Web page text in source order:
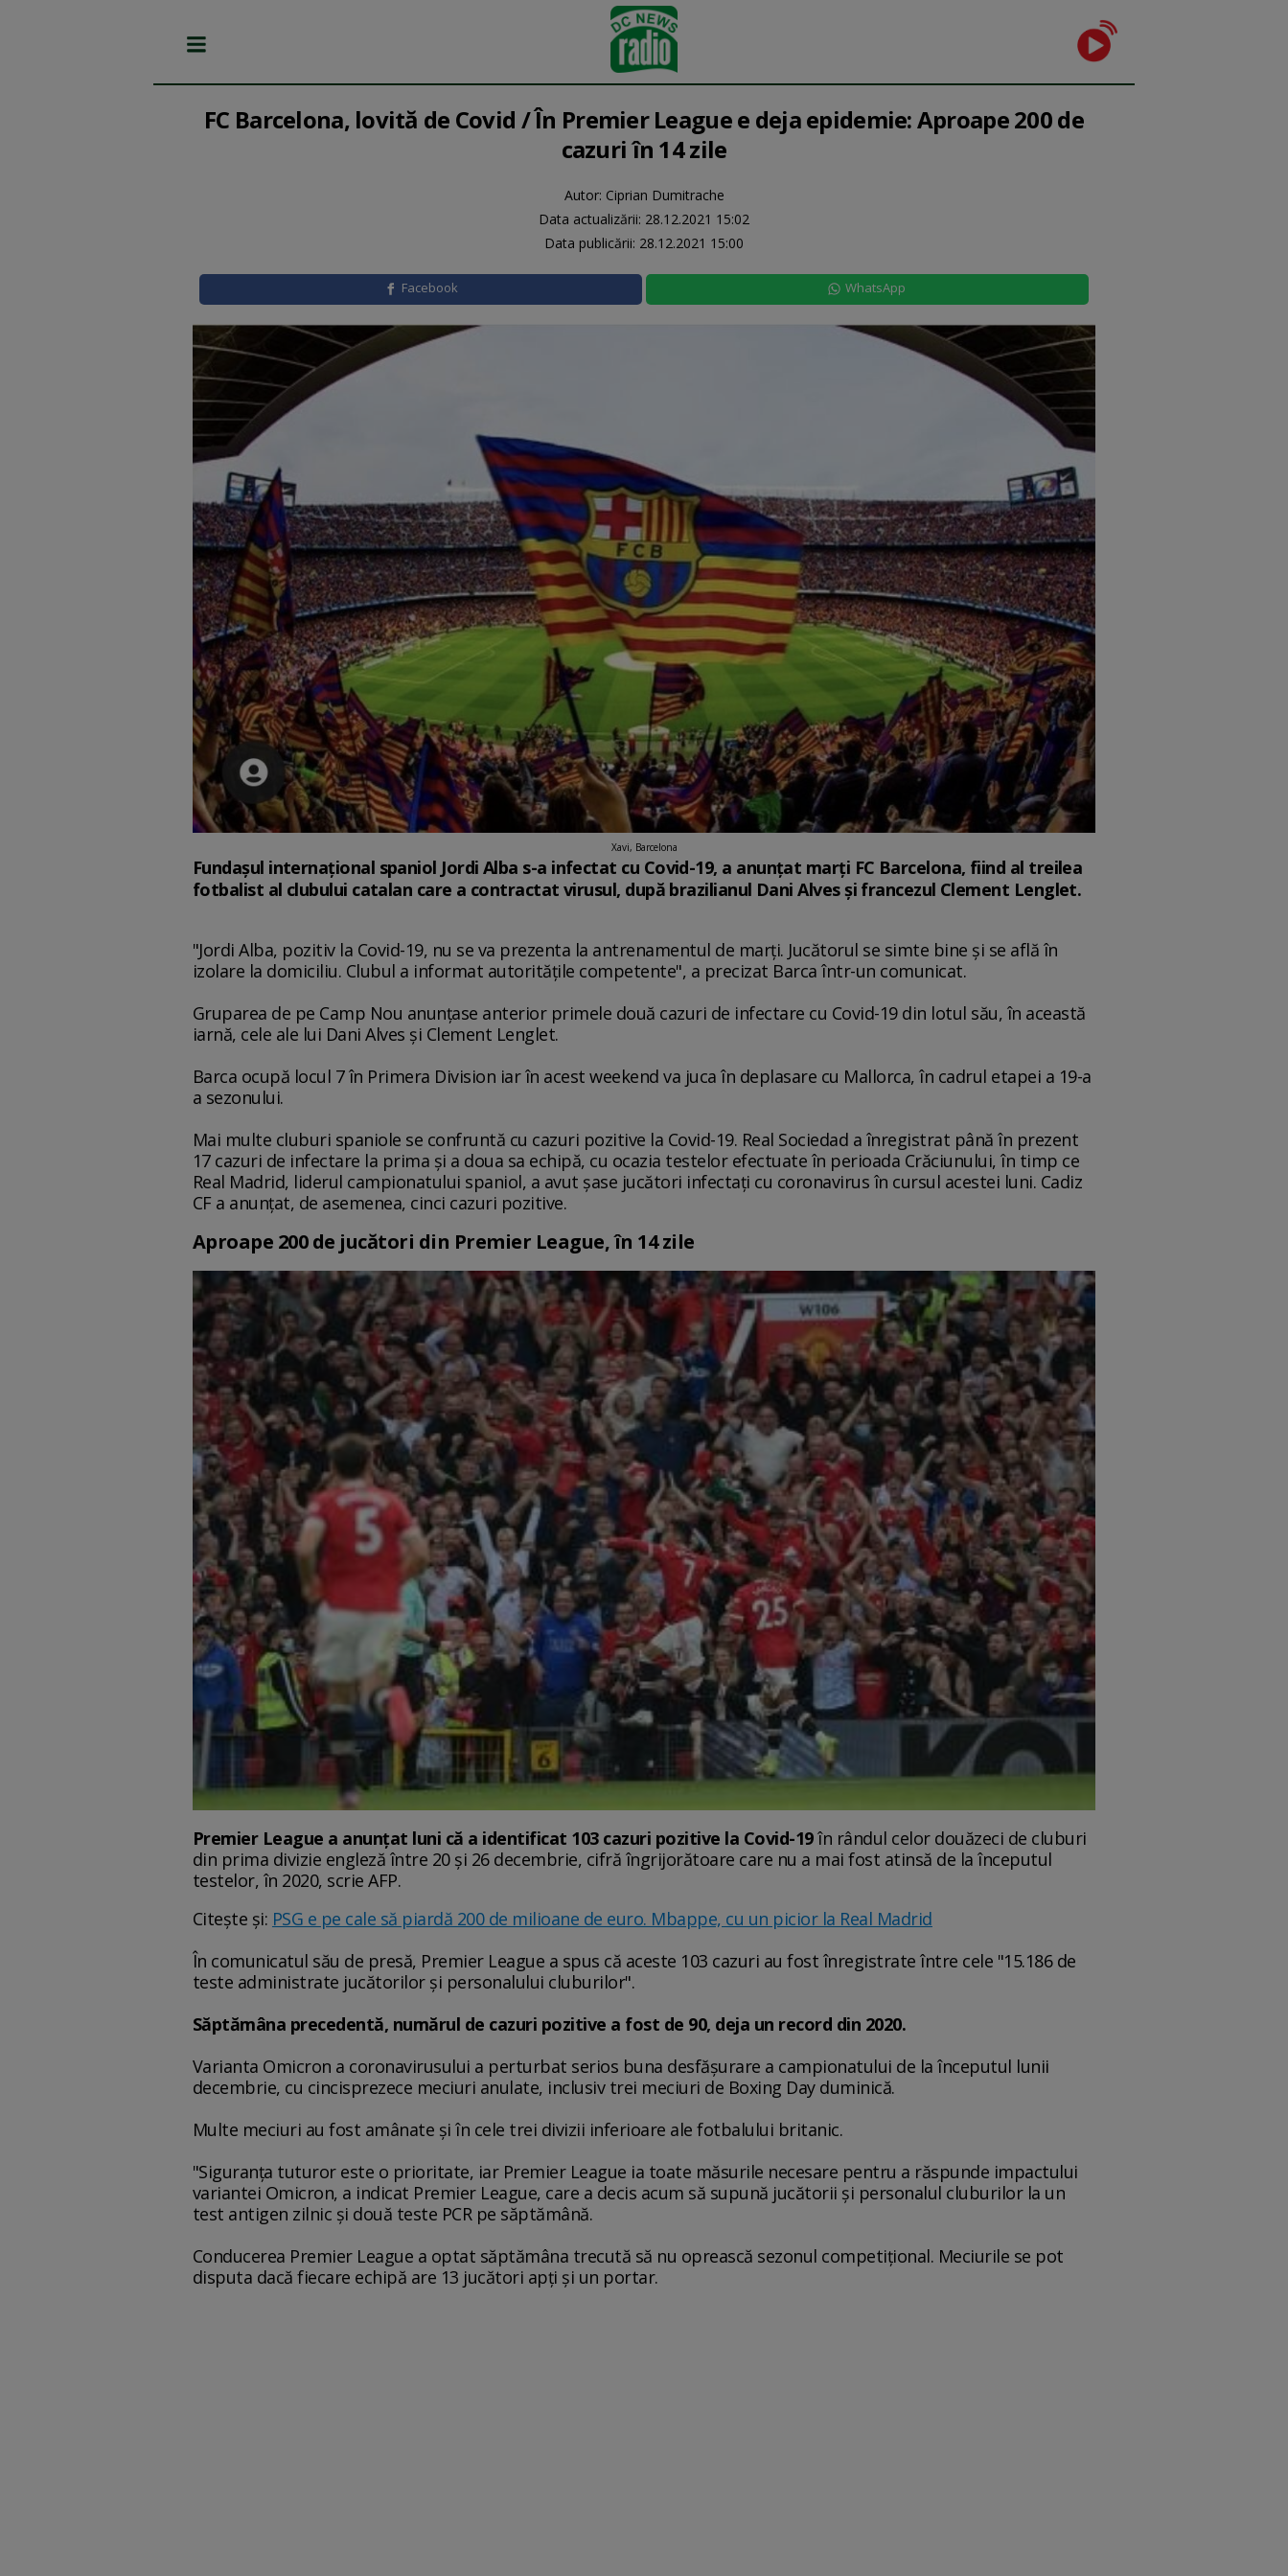
FC Barcelona, lovită de Covid / În Premier League e deja epidemie: Aproape 200 de
cazuri în 14 zile
Autor: Ciprian Dumitrache
Data actualizării: 28.12.2021 15:02
Data publicării: 28.12.2021 15:00
Facebook WhatsApp
Xavi, Barcelona
Fundaşul internaţional spaniol Jordi Alba s-a infectat cu Covid-19, a anunţat marţi FC Barcelona, fiind al treilea
fotbalist al clubului catalan care a contractat virusul, după brazilianul Dani Alves şi francezul Clement Lenglet.
"Jordi Alba, pozitiv la Covid-19, nu se va prezenta la antrenamentul de marţi. Jucătorul se simte bine şi se află în
izolare la domiciliu. Clubul a informat autorităţile competente", a precizat Barca într-un comunicat.
Gruparea de pe Camp Nou anunţase anterior primele două cazuri de infectare cu Covid-19 din lotul său, în această
iarnă, cele ale lui Dani Alves şi Clement Lenglet.
Barca ocupă locul 7 în Primera Division iar în acest weekend va juca în deplasare cu Mallorca, în cadrul etapei a 19-a
a sezonului.
Mai multe cluburi spaniole se confruntă cu cazuri pozitive la Covid-19. Real Sociedad a înregistrat până în prezent
17 cazuri de infectare la prima şi a doua sa echipă, cu ocazia testelor efectuate în perioada Crăciunului, în timp ce
Real Madrid, liderul campionatului spaniol, a avut şase jucători infectaţi cu coronavirus în cursul acestei luni. Cadiz
CF a anunţat, de asemenea, cinci cazuri pozitive.
Aproape 200 de jucători din Premier League, în 14 zile
Premier League a anunţat luni că a identificat 103 cazuri pozitive la Covid-19în rândul celor douăzeci de cluburi
din prima divizie engleză între 20 şi 26 decembrie, cifră îngrijorătoare care nu a mai fost atinsă de la începutul
testelor, în 2020, scrie AFP.
Citește și: PSG e pe cale să piardă 200 de milioane de euro. Mbappe, cu un picior la Real Madrid
În comunicatul său de presă, Premier League a spus că aceste 103 cazuri au fost înregistrate între cele "15.186 de
teste administrate jucătorilor şi personalului cluburilor".
Săptămâna precedentă, numărul de cazuri pozitive a fost de 90, deja un record din 2020.
Varianta Omicron a coronavirusului a perturbat serios buna desfăşurare a campionatului de la începutul lunii
decembrie, cu cincisprezece meciuri anulate, inclusiv trei meciuri de Boxing Day duminică.
Multe meciuri au fost amânate şi în cele trei divizii inferioare ale fotbalului britanic.
"Siguranţa tuturor este o prioritate, iar Premier League ia toate măsurile necesare pentru a răspunde impactului
variantei Omicron, a indicat Premier League, care a decis acum să supună jucătorii şi personalul cluburilor la un
test antigen zilnic şi două teste PCR pe săptămână.
Conducerea Premier League a optat săptămâna trecută să nu oprească sezonul competiţional. Meciurile se pot
disputa dacă fiecare echipă are 13 jucători apţi şi un portar.